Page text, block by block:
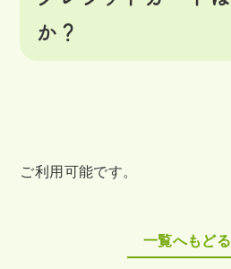
か？
ご利用可能です。
一覧へもどる